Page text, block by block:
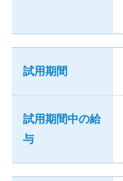
試用期間
試用期間中の給
与